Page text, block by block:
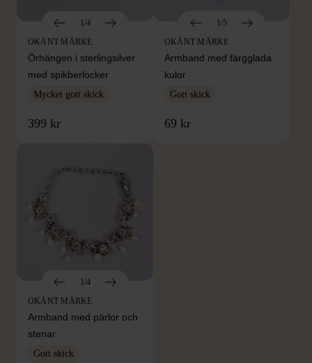
1/4
OKÄNT MÄRKE
Örhängen i sterlingsilver
med spikberlocker
Mycket gott skick
399 kr
1/5
OKÄNT MÄRKE
Armband med färgglada
kulor
Gott skick
69 kr
1/4
OKÄNT MÄRKE
Armband med pärlor och
stenar
Gott skick